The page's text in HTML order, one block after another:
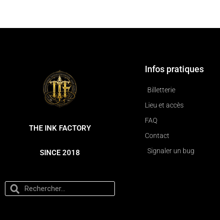
THE INK FACTORY
SINCE 2018
Infos pratiques
Billetterie
Lieu et accès
FAQ
Contact
Signaler un bug